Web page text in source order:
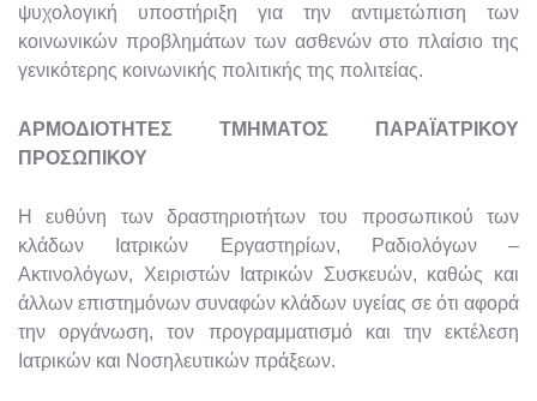
ψυχολογική υποστήριξη για την αντιμετώπιση των
κοινωνικών προβλημάτων των ασθενών στο πλαίσιο της
γενικότερης κοινωνικής πολιτικής της πολιτείας.
ΑΡΜΟΔΙΟΤΗΤΕΣ ΤΜΗΜΑΤΟΣ ΠΑΡΑΪΑΤΡΙΚΟΥ
ΠΡΟΣΩΠΙΚΟΥ
Η ευθύνη των δραστηριοτήτων του προσωπικού των
κλάδων Ιατρικών Εργαστηρίων, Ραδιολόγων –
Ακτινολόγων, Χειριστών Ιατρικών Συσκευών, καθώς και
άλλων επιστημόνων συναφών κλάδων υγείας σε ότι αφορά
την οργάνωση, τον προγραμματισμό και την εκτέλεση
Ιατρικών και Νοσηλευτικών πράξεων.